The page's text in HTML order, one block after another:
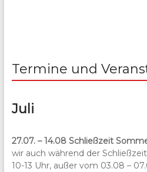
Termine und
Juli
27.07. – 14.08 Schließzeit
wir auch während der
10-13 Uhr, außer vom 03.08 –